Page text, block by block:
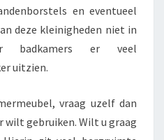
en eventueel
deze kleinigheden niet in
badkamers er veel
uitzien.
vraag uzelf dan
wilt gebruiken. Wilt u graag